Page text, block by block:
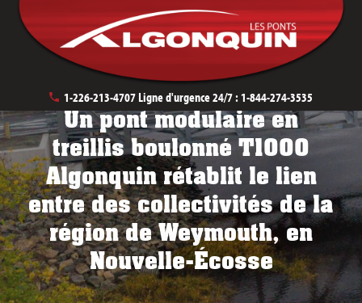
1-226-213-4707 Ligne d'urgence 24/7 :1-844-274-3535
Transports Traverses de cours d’eau
Un pont modulaire en
treillis boulonné T1000
Algonquin rétablit le lien
entre des collectivités de la
région de Weymouth, en
Nouvelle-Écosse